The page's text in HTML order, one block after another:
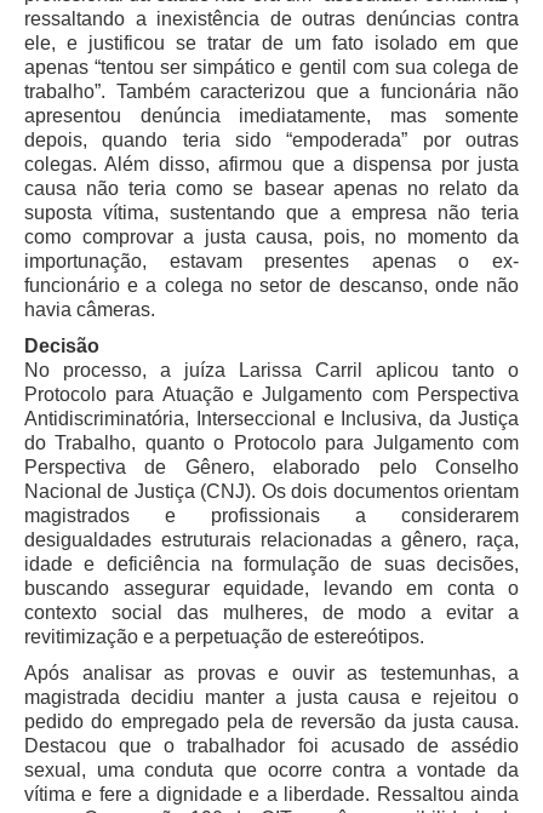
Contatos - Trabalho Remoto
Fale Conosco
Atendimento ao Público
Fones TRT
Fones TST
Endereços das Unidades
Balcão Virtual
Balcão Visual Libras
Aplicativos
ressaltando a inexistência de outras denúncias contra
ele, e justificou se tratar de um fato isolado em que
apenas “tentou ser simpático e gentil com sua colega de
trabalho”. Também caracterizou que a funcionária não
apresentou denúncia imediatamente, mas somente
depois, quando teria sido “empoderada” por outras
colegas. Além disso, afirmou que a dispensa por justa
causa não teria como se basear apenas no relato da
suposta vítima, sustentando que a empresa não teria
como comprovar a justa causa, pois, no momento da
importunação, estavam presentes apenas o ex-
funcionário e a colega no setor de descanso, onde não
havia câmeras.
Decisão
No processo, a juíza Larissa Carril aplicou tanto o
Protocolo para Atuação e Julgamento com Perspectiva
Antidiscriminatória, Interseccional e Inclusiva, da Justiça
do Trabalho, quanto o Protocolo para Julgamento com
Perspectiva de Gênero, elaborado pelo Conselho
Nacional de Justiça (CNJ). Os dois documentos orientam
magistrados e profissionais a considerarem
desigualdades estruturais relacionadas a gênero, raça,
idade e deficiência na formulação de suas decisões,
buscando assegurar equidade, levando em conta o
contexto social das mulheres, de modo a evitar a
revitimização e a perpetuação de estereótipos.
Após analisar as provas e ouvir as testemunhas, a
magistrada decidiu manter a justa causa e rejeitou o
pedido do empregado pela de reversão da justa causa.
Destacou que o trabalhador foi acusado de assédio
sexual, uma conduta que ocorre contra a vontade da
vítima e fere a dignidade e a liberdade. Ressaltou ainda